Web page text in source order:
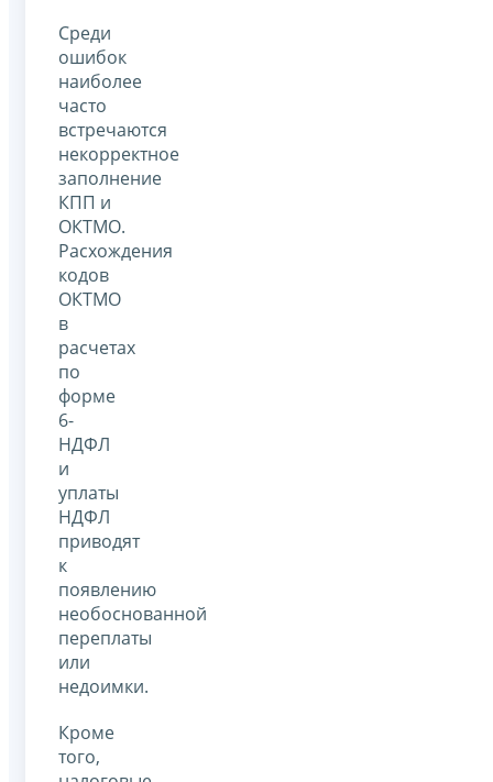
Среди
ошибок
наиболее
часто
встречаются
некорректное
заполнение
КПП и
ОКТМО.
Расхождения
кодов
ОКТМО
в
расчетах
по
форме
6-
НДФЛ
и
уплаты
НДФЛ
приводят
к
появлению
необоснованной
переплаты
или
недоимки.
Кроме
того,